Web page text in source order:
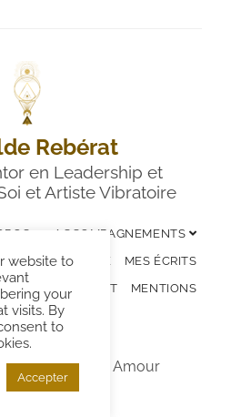
Rebérat
en Leadership et
et Artiste Vibratoire
ACCOMPAGNEMENTS
ART VIBRATOIRE
MES ÉCRITS
CONTACT
MENTIONS
Rebérat avec Amour
website to
your
visits. By
to
Accepter